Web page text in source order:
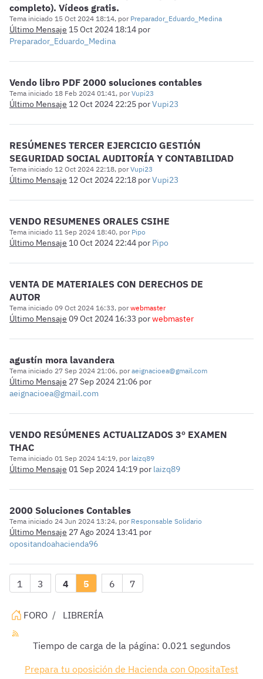
completo). Vídeos gratis.
Tema iniciado 15 Oct 2024 18:14, por Preparador_Eduardo_Medina
Último Mensaje 15 Oct 2024 18:14 por
Preparador_Eduardo_Medina
Vendo libro PDF 2000 soluciones contables
Tema iniciado 18 Feb 2024 01:41, porVupi23
Último Mensaje 12 Oct 2024 22:25 porVupi23
RESÚMENES TERCER EJERCICIO GESTIÓN
SEGURIDAD SOCIAL AUDITORÍA Y CONTABILIDAD
Tema iniciado 12 Oct 2024 22:18, porVupi23
Último Mensaje 12 Oct 2024 22:18 porVupi23
VENDO RESUMENES ORALES CSIHE
Tema iniciado 11 Sep 2024 18:40, por Pipo
Último Mensaje 10 Oct 2024 22:44 por Pipo
VENTA DE MATERIALES CON DERECHOS DE
AUTOR
Tema iniciado 09 Oct 2024 16:33, porwebmaster
Último Mensaje 09 Oct 2024 16:33 porwebmaster
agustín mora lavandera
Tema iniciado 27 Sep 2024 21:06, poraeignacioea@gmail.com
Último Mensaje 27 Sep 2024 21:06 por
aeignacioea@gmail.com
VENDO RESÚMENES ACTUALIZADOS 3º EXAMEN
THAC
Tema iniciado 01 Sep 2024 14:19, por laizq89
Último Mensaje 01 Sep 2024 14:19 por laizq89
2000 Soluciones Contables
Tema iniciado 24 Jun 2024 13:24, por Responsable Solidario
Último Mensaje 27 Ago 2024 13:41 por
opositandoahacienda96
1 3 4 5 6 7
FORO LIBRERÍA
Tiempo de carga de la página: 0.021 segundos
Prepara tu oposición de Hacienda con OpositaTest